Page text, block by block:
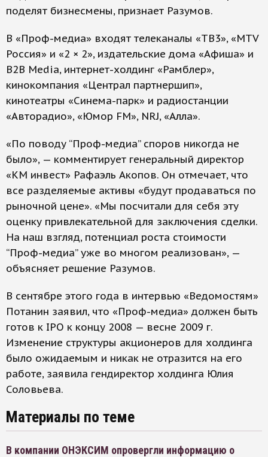
поделят бизнесмены, признает Разумов.
В «Проф-медиа» входят телеканалы «ТВ3», «MTV
Россия» и «2 × 2», издательские дома «Афиша» и
B2B Media, интернет-холдинг «Рамблер»,
кинокомпания «Централ партнершип»,
кинотеатры «Синема-парк» и радиостанции
«Авторадио», «Юмор FM», NRJ, «Алла».
«По поводу “Проф-медиа” споров никогда не
было», — комментирует генеральный директор
«КМ инвест» Рафаэль Акопов. Он отмечает, что
все разделяемые активы «будут продаваться по
рыночной цене». «Мы посчитали для себя эту
оценку привлекательной для заключения сделки.
На наш взгляд, потенциал роста стоимости
“Проф-медиа” уже во многом реализован», —
объясняет решение Разумов.
В сентябре этого года в интервью «Ведомостям»
Потанин заявил, что «Проф-медиа» должен быть
готов к IPO к концу 2008 — весне 2009 г.
Изменение структуры акционеров для холдинга
было ожидаемым и никак не отразится на его
работе, заявила гендиректор холдинга Юлия
Соловьева.
Материалы по теме
В компании ОНЭКСИМ опровергли информацию о